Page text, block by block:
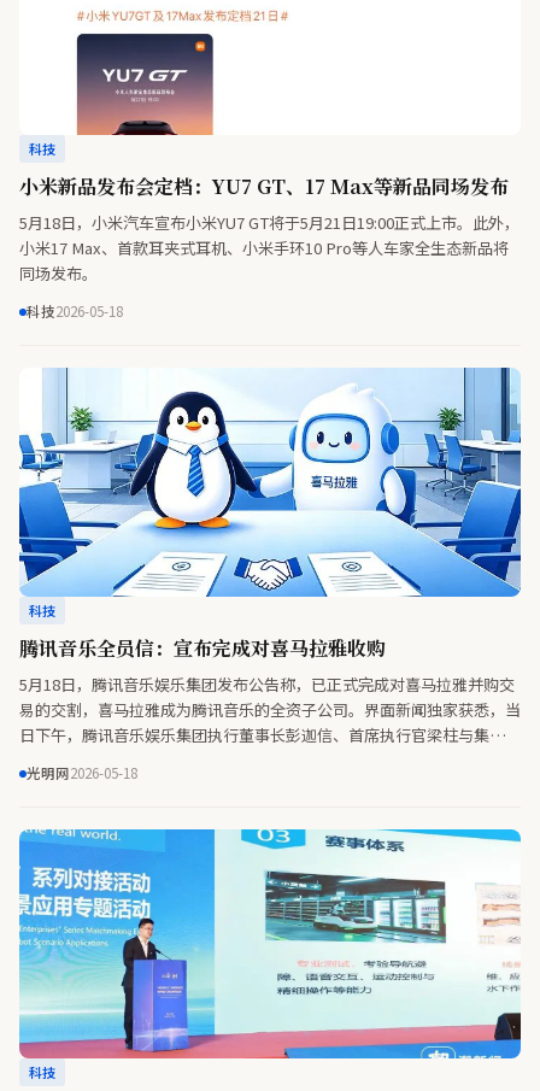
科技
小米新品发布会定档：YU7 GT、17 Max等新品同场发布
5月18日，小米汽车宣布小米YU7 GT将于5月21日19:00正式上市。此外，
小米17 Max、首款耳夹式耳机、小米手环10 Pro等人车家全生态新品将
同场发布。
科技2026-05-18
科技
腾讯音乐全员信：宣布完成对喜马拉雅收购
5月18日，腾讯音乐娱乐集团发布公告称，已正式完成对喜马拉雅并购交
易的交割，喜马拉雅成为腾讯音乐的全资子公司。界面新闻独家获悉，当
日下午，腾讯音乐娱乐集团执行董事长彭迦信、首席执行官梁柱与集团核
光明网2026-05-18
科技